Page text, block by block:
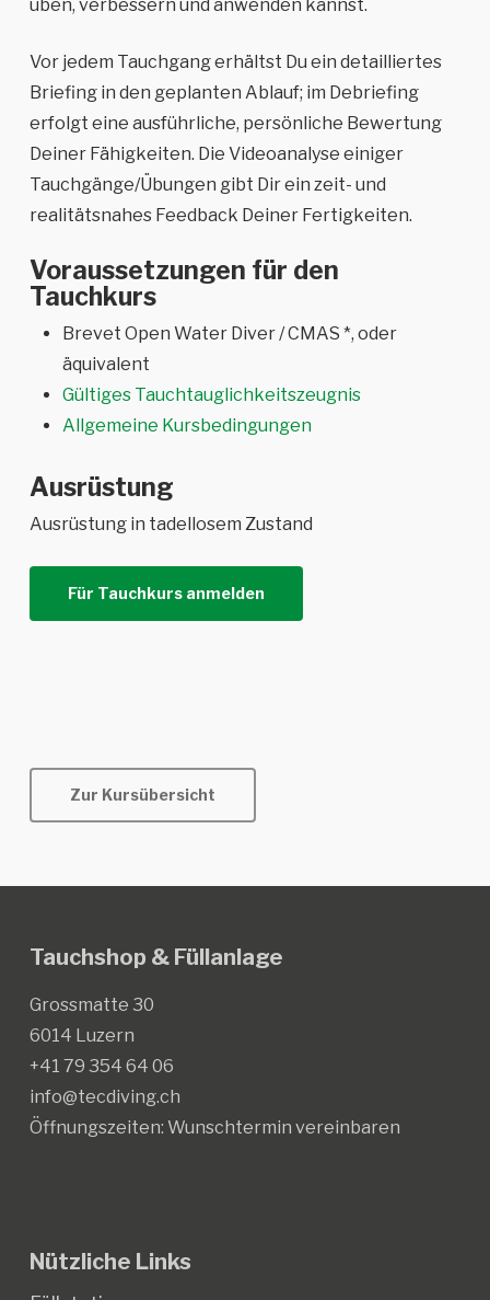
üben, verbessern und anwenden kannst.
Vor jedem Tauchgang erhältst Du ein detailliertes
Briefing in den geplanten Ablauf; im Debriefing
erfolgt eine ausführliche, persönliche Bewertung
Deiner Fähigkeiten. Die Videoanalyse einiger
Tauchgänge/Übungen gibt Dir ein zeit- und
realitätsnahes Feedback Deiner Fertigkeiten.
Voraussetzungen für den
Tauchkurs
Brevet Open Water Diver / CMAS *, oder
äquivalent
Gültiges Tauchtauglichkeitszeugnis
Allgemeine Kursbedingungen
Ausrüstung
Ausrüstung in tadellosem Zustand
Für Tauchkurs anmelden
Zur Kursübersicht
Tauchshop & Füllanlage
Grossmatte 30
6014 Luzern
+41 79 354 64 06
info@tecdiving.ch
Öffnungszeiten: Wunschtermin vereinbaren
Nützliche Links